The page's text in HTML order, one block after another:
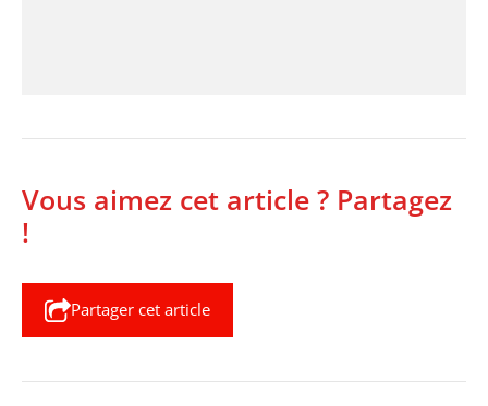
Vous aimez cet article ? Partagez
!
Partager cet article